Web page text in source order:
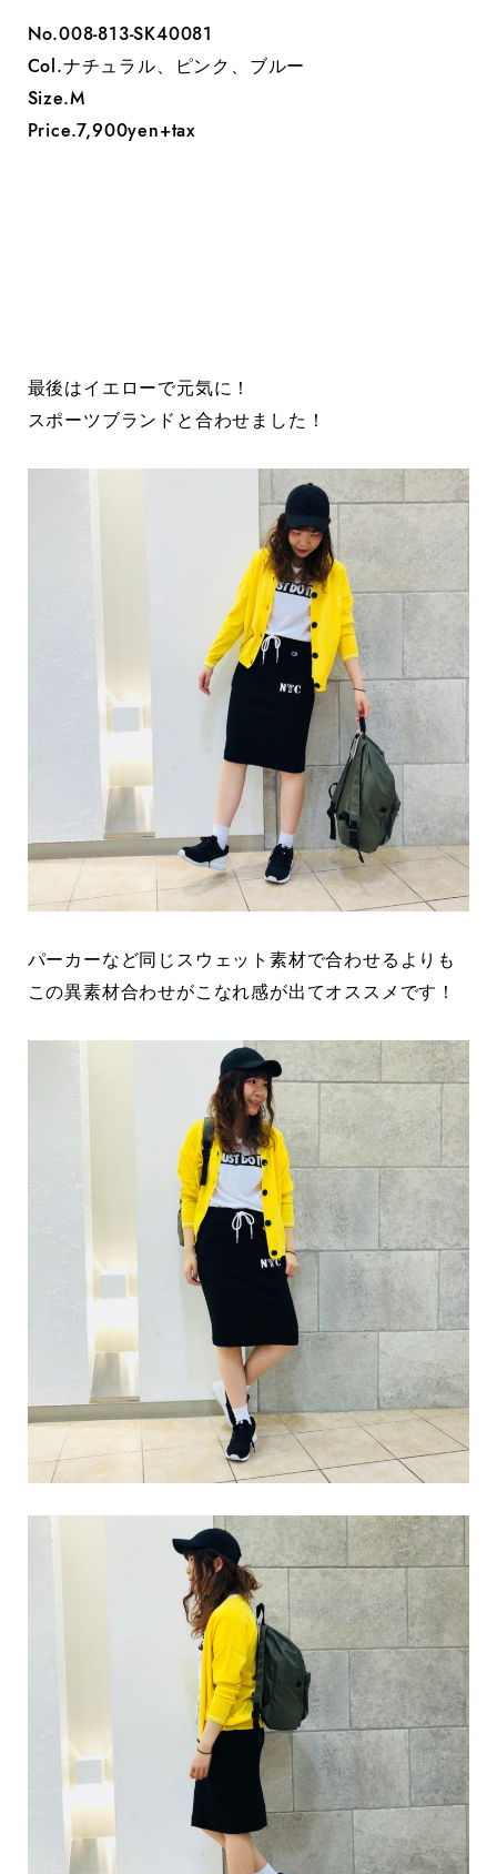
No.008-813-SK40081
Col.ナチュラル、ピンク、ブルー
Size.M
Price.7,900yen+tax
最後はイエローで元気に！
スポーツブランドと合わせました！
パーカーなど同じスウェット素材で合わせるよりも
この異素材合わせがこなれ感が出てオススメです！